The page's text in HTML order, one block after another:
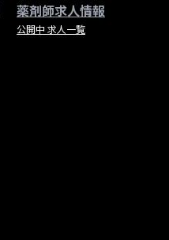
薬剤師求人情報
公開中 求人一覧